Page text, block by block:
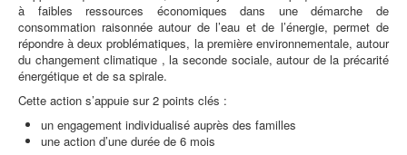
à faibles ressources économiques dans une démarche de
consommation raisonnée autour de l’eau et de l’énergie, permet de
répondre à deux problématiques, la première environnementale, autour
du changement climatique , la seconde sociale, autour de la précarité
énergétique et de sa spirale.
Cette action s’appuie sur 2 points clés :
un engagement individualisé auprès des familles
une action d’une durée de 6 mois